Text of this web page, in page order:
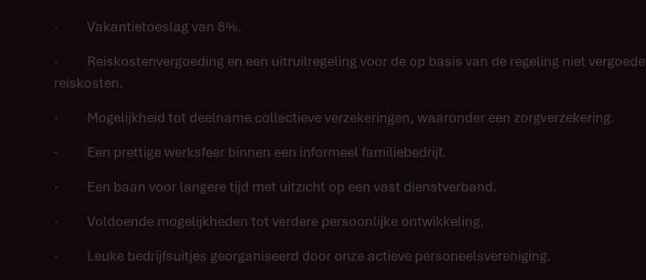
· Vakantietoeslag van 8%.
· Reiskostenvergoeding en een uitruilregeling voor de op basis van de regeling niet vergoede
reiskosten.
· Mogelijkheid tot deelname collectieve verzekeringen, waaronder een zorgverzekering.
· Een prettige werksfeer binnen een informeel familiebedrijf.
· Een baan voor langere tijd met uitzicht op een vast dienstverband.
· Voldoende mogelijkheden tot verdere persoonlijke ontwikkeling.
· Leuke bedrijfsuitjes georganiseerd door onze actieve personeelsvereniging.